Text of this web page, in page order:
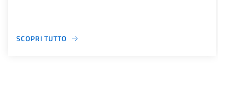
SCOPRI TUTTO